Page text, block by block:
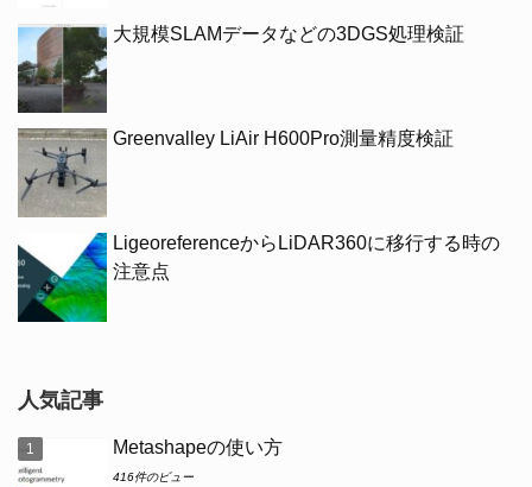
大規模SLAMデータなどの3DGS処理検証
Greenvalley LiAir H600Pro測量精度検証
LigeoreferenceからLiDAR360に移行する時の
注意点
人気記事
Metashapeの使い方
416件のビュー